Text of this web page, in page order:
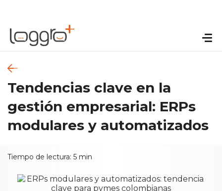
Tendencias clave en la
gestión empresarial: ERPs
modulares y automatizados
Tiempo de lectura: 5 min